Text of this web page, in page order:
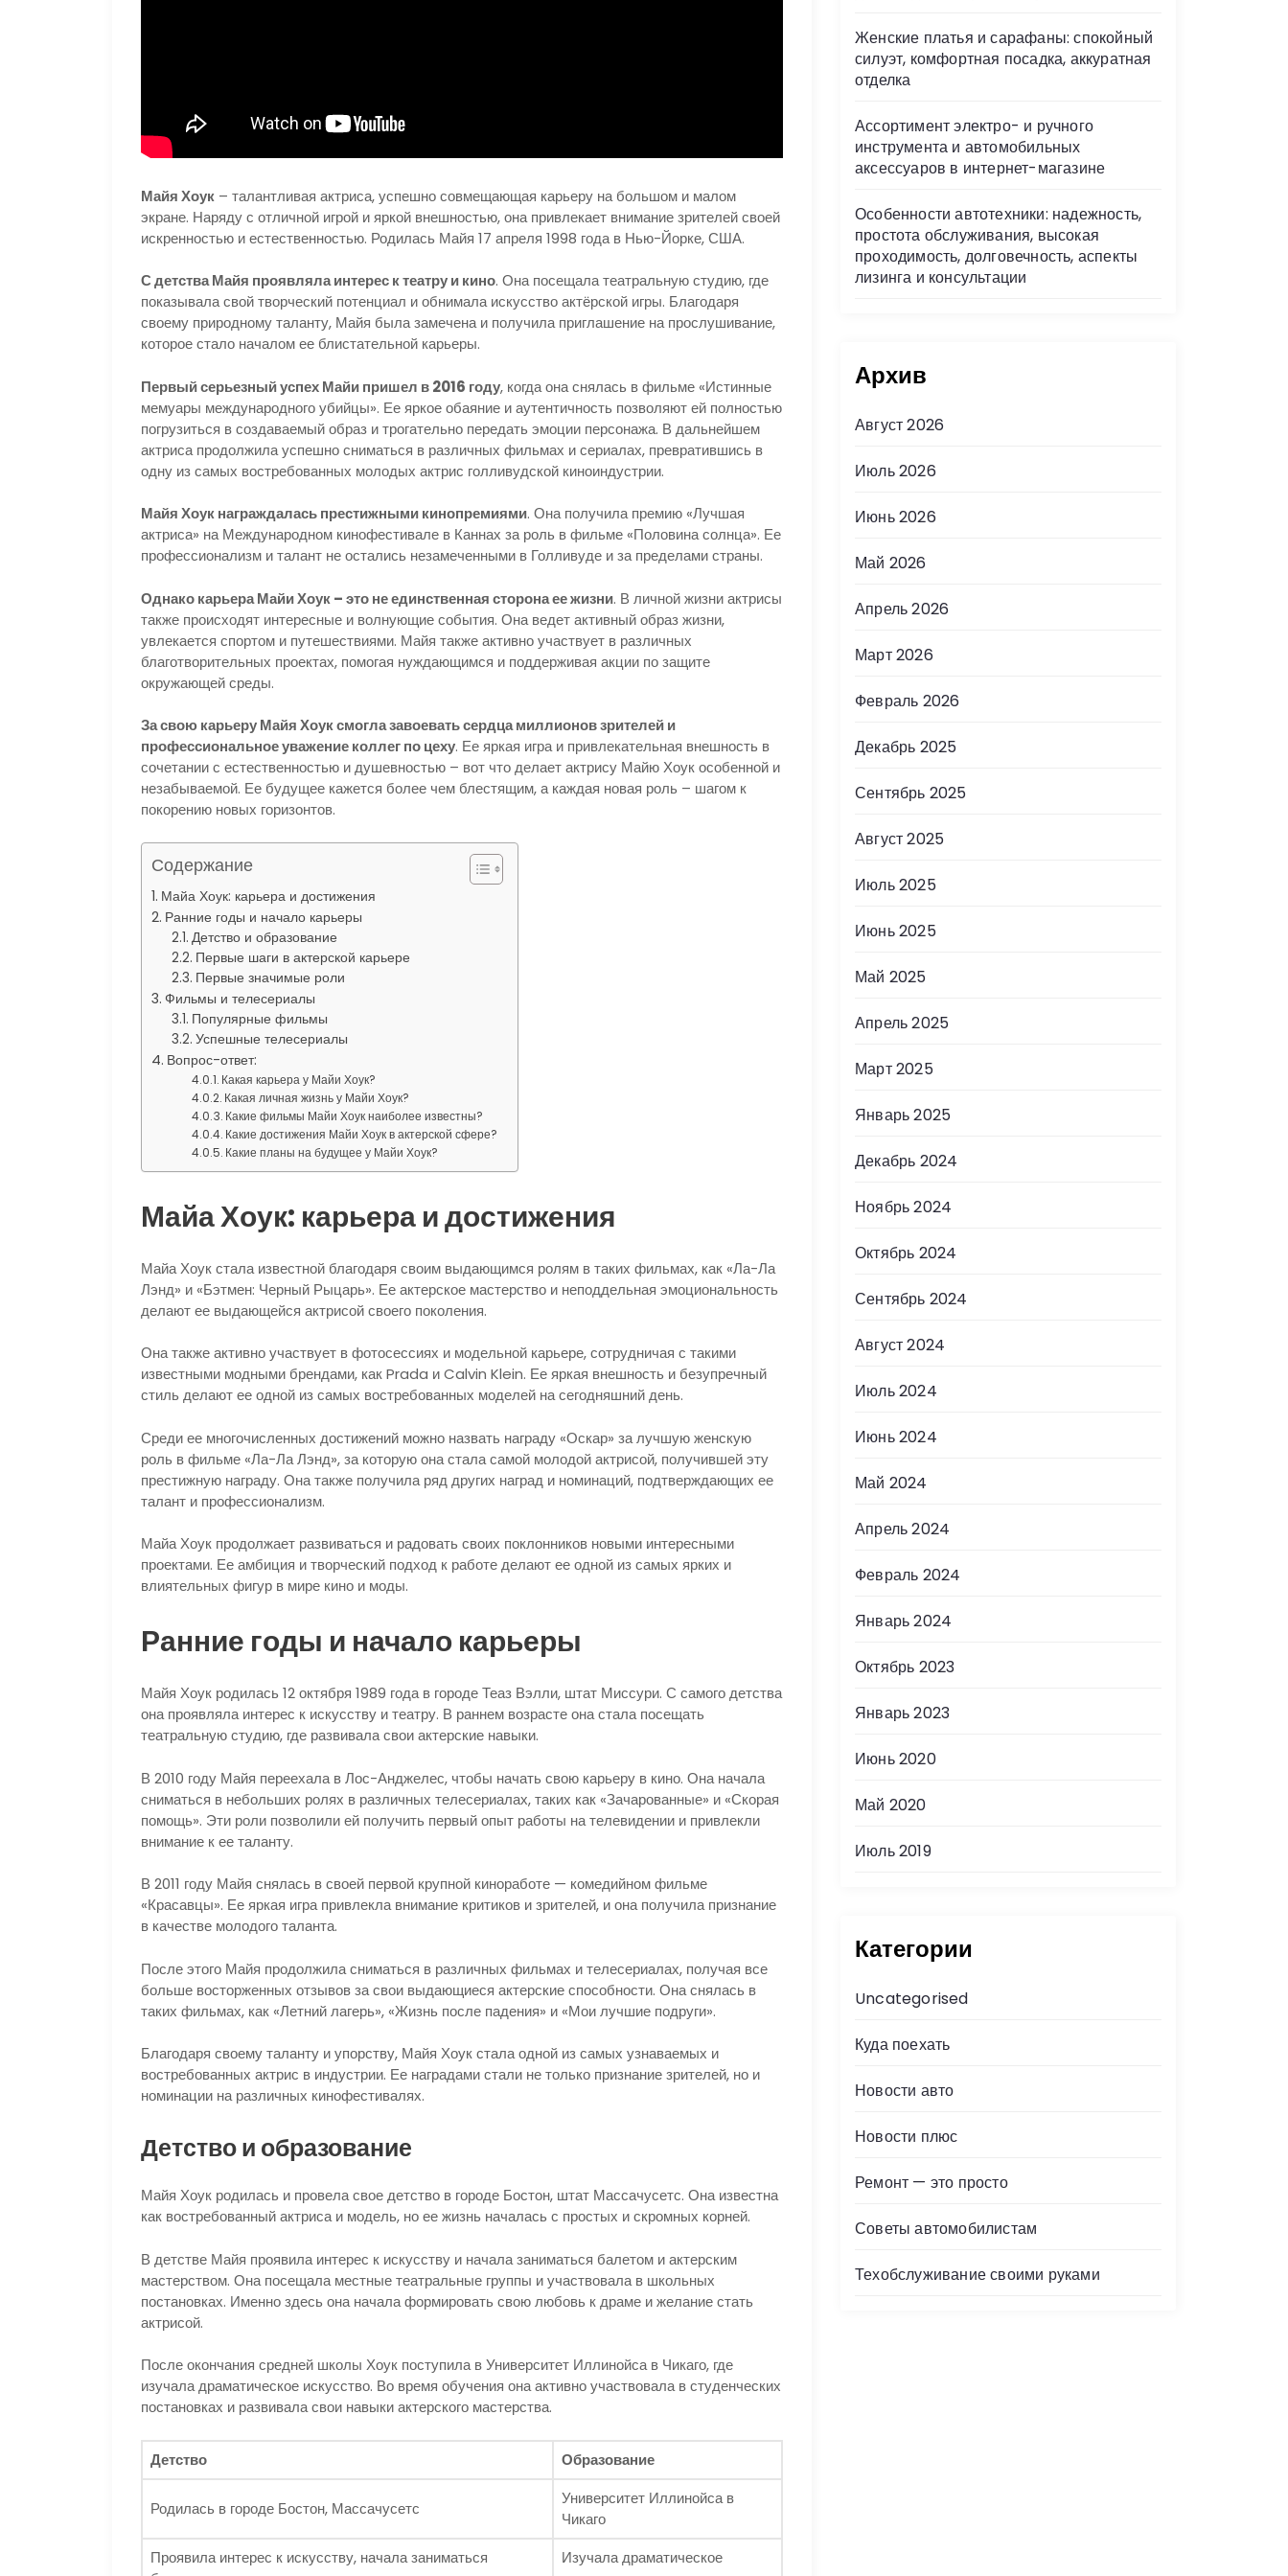
Майя Хоук – талантливая актриса, успешно совмещающая карьеру на большом и малом
экране. Наряду с отличной игрой и яркой внешностью, она привлекает внимание зрителей своей
искренностью и естественностью. Родилась Майя 17 апреля 1998 года в Нью-Йорке, США.
С детства Майя проявляла интерес к театру и кино. Она посещала театральную студию, где
показывала свой творческий потенциал и обнимала искусство актёрской игры. Благодаря
своему природному таланту, Майя была замечена и получила приглашение на прослушивание,
которое стало началом ее блистательной карьеры.
Первый серьезный успех Майи пришел в 2016 году, когда она снялась в фильме «Истинные
мемуары международного убийцы». Ее яркое обаяние и аутентичность позволяют ей полностью
погрузиться в создаваемый образ и трогательно передать эмоции персонажа. В дальнейшем
актриса продолжила успешно сниматься в различных фильмах и сериалах, превратившись в
одну из самых востребованных молодых актрис голливудской киноиндустрии.
Майя Хоук награждалась престижными кинопремиями. Она получила премию «Лучшая
актриса» на Международном кинофестивале в Каннах за роль в фильме «Половина солнца». Ее
профессионализм и талант не остались незамеченными в Голливуде и за пределами страны.
Однако карьера Майи Хоук – это не единственная сторона ее жизни. В личной жизни актрисы
также происходят интересные и волнующие события. Она ведет активный образ жизни,
увлекается спортом и путешествиями. Майя также активно участвует в различных
благотворительных проектах, помогая нуждающимся и поддерживая акции по защите
окружающей среды.
За свою карьеру Майя Хоук смогла завоевать сердца миллионов зрителей и
профессиональное уважение коллег по цеху. Ее яркая игра и привлекательная внешность в
сочетании с естественностью и душевностью – вот что делает актрису Майю Хоук особенной и
незабываемой. Ее будущее кажется более чем блестящим, а каждая новая роль – шагом к
покорению новых горизонтов.
Содержание
Майа Хоук: карьера и достижения
Ранние годы и начало карьеры
Детство и образование
Первые шаги в актерской карьере
Первые значимые роли
Фильмы и телесериалы
Популярные фильмы
Успешные телесериалы
Вопрос-ответ:
Какая карьера у Майи Хоук?
Какая личная жизнь у Майи Хоук?
Какие фильмы Майи Хоук наиболее известны?
Какие достижения Майи Хоук в актерской сфере?
Какие планы на будущее у Майи Хоук?
Майа Хоук: карьера и достижения
Майа Хоук стала известной благодаря своим выдающимся ролям в таких фильмах, как «Ла-Ла
Лэнд» и «Бэтмен: Черный Рыцарь». Ее актерское мастерство и неподдельная эмоциональность
делают ее выдающейся актрисой своего поколения.
Она также активно участвует в фотосессиях и модельной карьере, сотрудничая с такими
известными модными брендами, как Prada и Calvin Klein. Ее яркая внешность и безупречный
стиль делают ее одной из самых востребованных моделей на сегодняшний день.
Среди ее многочисленных достижений можно назвать награду «Оскар» за лучшую женскую
роль в фильме «Ла-Ла Лэнд», за которую она стала самой молодой актрисой, получившей эту
престижную награду. Она также получила ряд других наград и номинаций, подтверждающих ее
талант и профессионализм.
Майа Хоук продолжает развиваться и радовать своих поклонников новыми интересными
проектами. Ее амбиция и творческий подход к работе делают ее одной из самых ярких и
влиятельных фигур в мире кино и моды.
Ранние годы и начало карьеры
Майя Хоук родилась 12 октября 1989 года в городе Теаз Вэлли, штат Миссури. С самого детства
она проявляла интерес к искусству и театру. В раннем возрасте она стала посещать
театральную студию, где развивала свои актерские навыки.
В 2010 году Майя переехала в Лос-Анджелес, чтобы начать свою карьеру в кино. Она начала
сниматься в небольших ролях в различных телесериалах, таких как «Зачарованные» и «Скорая
помощь». Эти роли позволили ей получить первый опыт работы на телевидении и привлекли
внимание к ее таланту.
В 2011 году Майя снялась в своей первой крупной киноработе — комедийном фильме
«Красавцы». Ее яркая игра привлекла внимание критиков и зрителей, и она получила признание
в качестве молодого таланта.
После этого Майя продолжила сниматься в различных фильмах и телесериалах, получая все
больше восторженных отзывов за свои выдающиеся актерские способности. Она снялась в
таких фильмах, как «Летний лагерь», «Жизнь после падения» и «Мои лучшие подруги».
Благодаря своему таланту и упорству, Майя Хоук стала одной из самых узнаваемых и
востребованных актрис в индустрии. Ее наградами стали не только признание зрителей, но и
номинации на различных кинофестивалях.
Детство и образование
Майя Хоук родилась и провела свое детство в городе Бостон, штат Массачусетс. Она известна
как востребованный актриса и модель, но ее жизнь началась с простых и скромных корней.
В детстве Майя проявила интерес к искусству и начала заниматься балетом и актерским
мастерством. Она посещала местные театральные группы и участвовала в школьных
постановках. Именно здесь она начала формировать свою любовь к драме и желание стать
актрисой.
После окончания средней школы Хоук поступила в Университет Иллинойса в Чикаго, где
изучала драматическое искусство. Во время обучения она активно участвовала в студенческих
постановках и развивала свои навыки актерского мастерства.
Детство Образование
Родилась в городе Бостон, Массачусетс
Университет Иллинойса в
Чикаго
Проявила интерес к искусству, начала заниматься
Изучала драматическое
Женские платья и сарафаны: спокойный
силуэт, комфортная посадка, аккуратная
отделка
Ассортимент электро- и ручного
инструмента и автомобильных
аксессуаров в интернет-магазине
Особенности автотехники: надежность,
простота обслуживания, высокая
проходимость, долговечность, аспекты
лизинга и консультации
Архив
Август 2026
Июль 2026
Июнь 2026
Май 2026
Апрель 2026
Март 2026
Февраль 2026
Декабрь 2025
Сентябрь 2025
Август 2025
Июль 2025
Июнь 2025
Май 2025
Апрель 2025
Март 2025
Январь 2025
Декабрь 2024
Ноябрь 2024
Октябрь 2024
Сентябрь 2024
Август 2024
Июль 2024
Июнь 2024
Май 2024
Апрель 2024
Февраль 2024
Январь 2024
Октябрь 2023
Январь 2023
Июнь 2020
Май 2020
Июль 2019
Категории
Uncategorised
Куда поехать
Новости авто
Новости плюс
Ремонт — это просто
Советы автомобилистам
Техобслуживание своими руками